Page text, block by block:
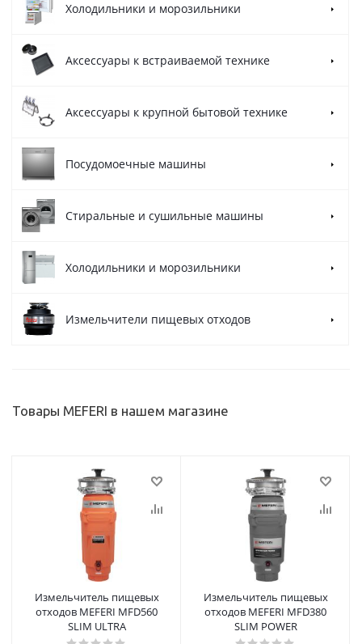
Холодильники и морозильники
Аксессуары к встраиваемой технике
Аксессуары к крупной бытовой технике
Посудомоечные машины
Стиральные и сушильные машины
Холодильники и морозильники
Измельчители пищевых отходов
Товары MEFERI в нашем магазине
Измельчитель пищевых
отходов MEFERI MFD560
SLIM ULTRA
Измельчитель пищевых
отходов MEFERI MFD380
SLIM POWER